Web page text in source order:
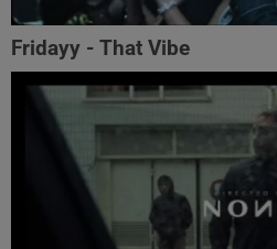
Fridayy - That Vibe